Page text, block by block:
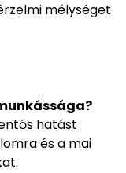
mélységet
hatást
és a mai